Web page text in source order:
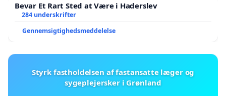
Bevar Et Rart Sted at Være i Haderslev
284 underskrifter
Gennemsigtighedsmeddelelse
Styrk fastholdelsen af fastansatte læger og
sygeplejersker i Grønland